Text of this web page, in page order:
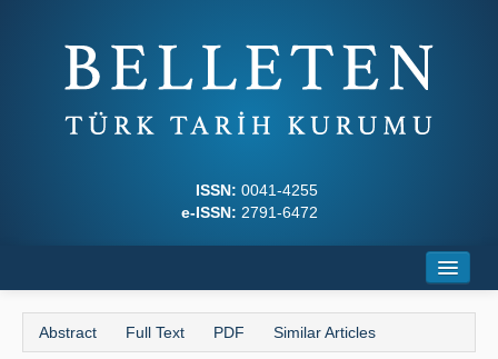
ISSN: 0041-4255
e-ISSN: 2791-6472
About
Abstract Full Text PDF Similar Articles